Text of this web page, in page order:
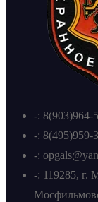
-: 8(903)964-
-: 8(495)959-
-:
-: 119285, г.